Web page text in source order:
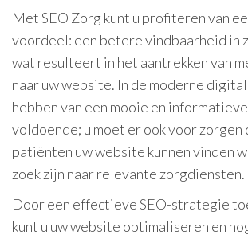
Met SEO Zorg kunt u profiteren van
voordeel: een betere vindbaarheid in
wat resulteert in het aantrekken van
naar uw website. In de moderne
hebben van een mooie en
voldoende; u moet er ook voor
patiënten uw website kunnen vinden
zoek zijn naar relevante zorgdiensten.
Door een effectieve SEO-strategie
kunt u uw website optimaliseren en